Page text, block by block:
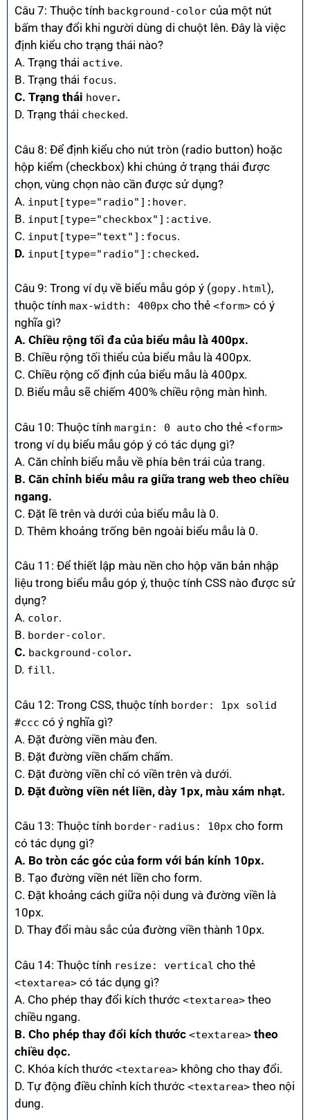
Câu 7: Thuộc tính background-color của một nút
bấm thay đổi khi người dùng di chuột lên. Đây là việc
định kiểu cho trạng thái nào?
A. Trạng thái active.
B. Trạng thái focus.
C. Trạng thái hover.
D. Trạng thái checked.
Câu 8: Để định kiểu cho nút tròn (radio button) hoặc
hộp kiểm (checkbox) khi chúng ở trạng thái được
chọn, vùng chọn nào cần được sử dụng?
A. input[type="radio"]:hover.
B. input[type="checkbox"]:active.
C. input[type="text"]:focus.
D. input[type="radio"]:checked.
Câu 9: Trong ví dụ về biểu mẫu góp ý (gopy.html),
thuộc tính max-width: 400px cho thẻ <form> có ý
nghĩa gì?
A. Chiều rộng tối đa của biểu mẫu là 400px.
B. Chiều rộng tối thiểu của biểu mẫu là 400px.
C. Chiều rộng cố định của biểu mẫu là 400px.
D. Biểu mẫu sẽ chiếm 400% chiều rộng màn hình.
Câu 10: Thuộc tính margin: 0 auto cho thẻ <form>
trong ví dụ biểu mẫu góp ý có tác dụng gì?
A. Căn chỉnh biểu mẫu về phía bên trái của trang.
B. Căn chỉnh biểu mẫu ra giữa trang web theo chiều
ngang.
C. Đặt lề trên và dưới của biểu mẫu là 0.
D. Thêm khoảng trống bên ngoài biểu mẫu là 0.
Câu 11: Để thiết lập màu nền cho hộp văn bản nhập
liệu trong biểu mẫu góp ý, thuộc tính CSS nào được sử
dụng?
A. color.
B. border-color.
C. background-color.
D. fill.
Câu 12: Trong CSS, thuộc tính border: 1px solid
#ccc có ý nghĩa gì?
A. Đặt đường viền màu đen.
B. Đặt đường viền chấm chấm.
C. Đặt đường viền chỉ có viền trên và dưới.
D. Đặt đường viền nét liền, dày 1px, màu xám nhạt.
Câu 13: Thuộc tính border-radius: 10px cho form
có tác dụng gì?
A. Bo tròn các góc của form với bán kính 10px.
B. Tạo đường viền nét liền cho form.
C. Đặt khoảng cách giữa nội dung và đường viền là
10px.
D. Thay đổi màu sắc của đường viền thành 10px.
Câu 14: Thuộc tính resize: vertical cho thẻ
<textarea> có tác dụng gì?
A. Cho phép thay đổi kích thước <textarea> theo
chiều ngang.
B. Cho phép thay đổi kích thước <textarea> theo
chiều dọc.
C. Khóa kích thước <textarea> không cho thay đổi.
D. Tự động điều chỉnh kích thước <textarea> theo nội
dung.